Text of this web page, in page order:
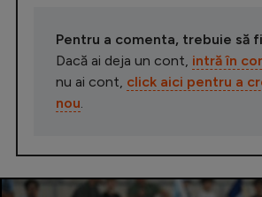
Pentru a comenta, trebuie să
Dacă ai deja un cont, intră în
nu ai cont, click aici pentru a
nou